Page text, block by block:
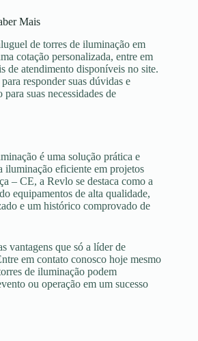
Mais
de torres de iluminação em
cotação personalizada, entre em
de atendimento disponíveis no site.
responder suas dúvidas e
suas necessidades de
é uma solução prática e
iluminação eficiente em projetos
– CE, a Revlo se destaca como a
equipamentos de alta qualidade,
e um histórico comprovado de
vantagens que só a líder de
em contato conosco hoje mesmo
de iluminação podem
ou operação em um sucesso